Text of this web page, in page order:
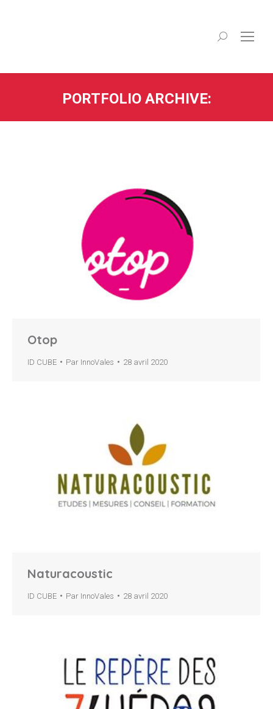
Recherche
PORTFOLIO ARCHIVE:
Otop
ID CUBE Par InnoVales 28 avril 2020
Naturacoustic
ID CUBE Par InnoVales 28 avril 2020